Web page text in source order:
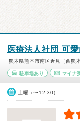
医療法人社団 可
熊本県熊本市南区近見（西熊本
駐車場あり マイナ
土曜（〜12:30）